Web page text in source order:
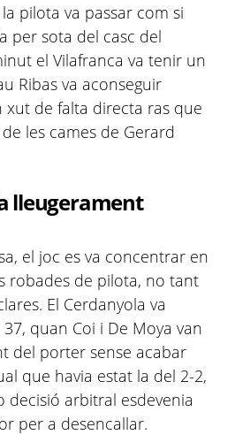
pilota va passar com si
per sota del casc del
el Vilafranca va tenir un
Ribas va aconseguir
xut de falta directa ras que
les cames de Gerard
lleugerament
el joc es va concentrar en
robades de pilota, no tant
El Cerdanyola va
quan Coi i De Moya van
del porter sense acabar
que havia estat la del 2-2,
decisió arbitral esdevenia
per a desencallar.